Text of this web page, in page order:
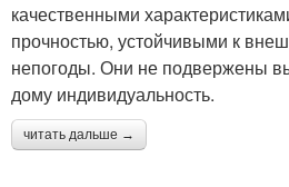
качественными
прочностью, устойчивыми к
непогоды. Они не подвержены
дому индивидуальность.
читать дальше →